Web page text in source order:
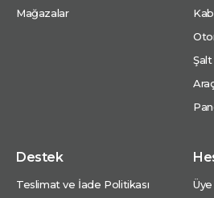
Mağazalar
Destek
Teslimat ve İade Politikası
Üye